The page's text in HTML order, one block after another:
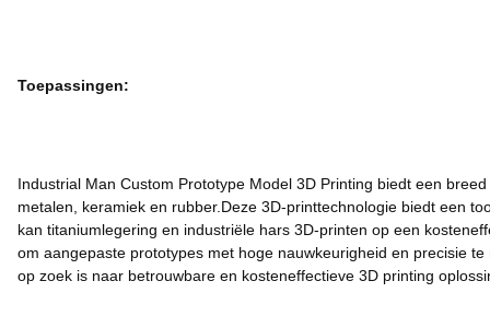
Toepassingen:
Industrial Man Custom Prototype Model 3D Printing biedt een
metalen, keramiek en rubber.Deze 3D-printtechnologie biedt een
kan titaniumlegering en industriële hars 3D-printen op een
om aangepaste prototypes met hoge nauwkeurigheid en precisie
op zoek is naar betrouwbare en kosteneffectieve 3D printing